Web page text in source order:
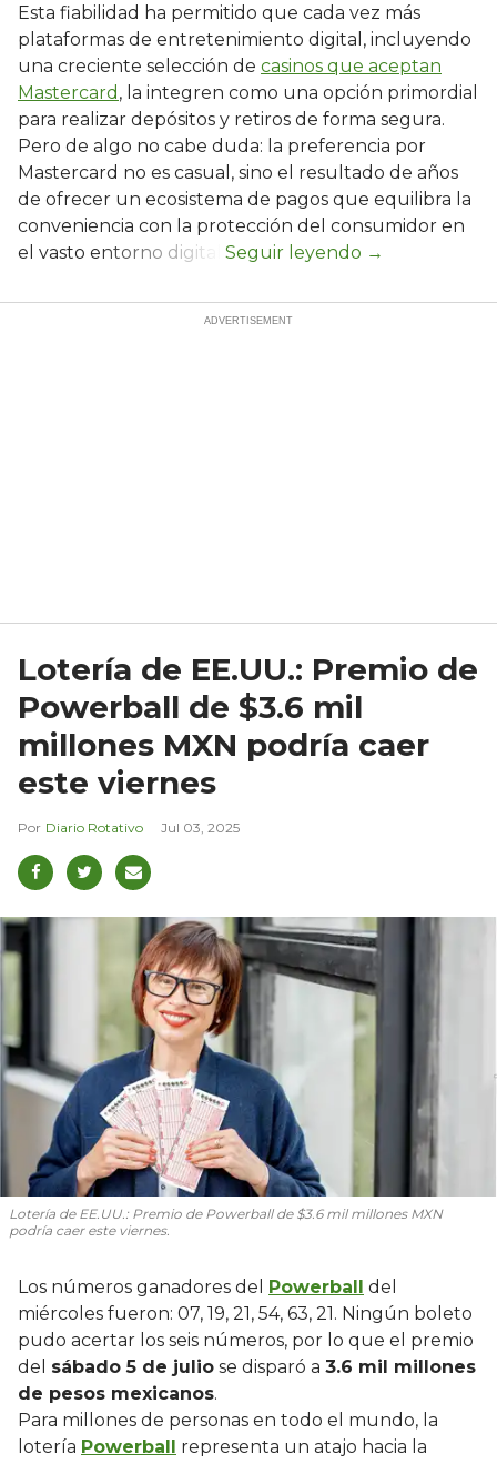
Esta fiabilidad ha permitido que cada vez más
plataformas de entretenimiento digital, incluyendo
una creciente selección de casinos que aceptan
Mastercard , la integren como una opción primordial
para realizar depósitos y retiros de forma segura.
Pero de algo no cabe duda: la preferencia por
Mastercard no es casual, sino el resultado de años
de ofrecer un ecosistema de pagos que equilibra la
conveniencia con la protección del consumidor en
el vasto entorno digital.
Lotería de EE.UU.: Premio de
Powerball de $3.6 mil
millones MXN podría caer
este viernes
Diario Rotativo Jul 03, 2025
Lotería de EE.UU.: Premio de Powerball de $3.6 mil millones MXN
podría caer este viernes.
Los números ganadores del Powerball del
miércoles fueron: 07, 19, 21, 54, 63, 21. Ningún boleto
pudo acertar los seis números, por lo que el premio
del sábado 5 de julio se disparó a 3.6 mil millones
de pesos mexicanos.
Para millones de personas en todo el mundo, la
lotería Powerball representa un atajo hacia la